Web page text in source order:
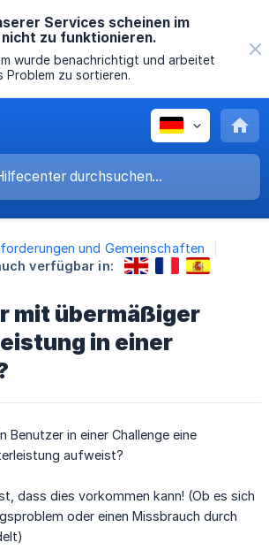
Services scheinen im
zu funktionieren.
wurde benachrichtigt und arbeitet
Problem zu sortieren.
und Gemeinschaften
verfügbar in:
mit übermäßiger
in einer
Benutzer in einer Challenge eine
aufweist?
dass dies vorkommen kann! (Ob es sich
oder einen Missbrauch durch